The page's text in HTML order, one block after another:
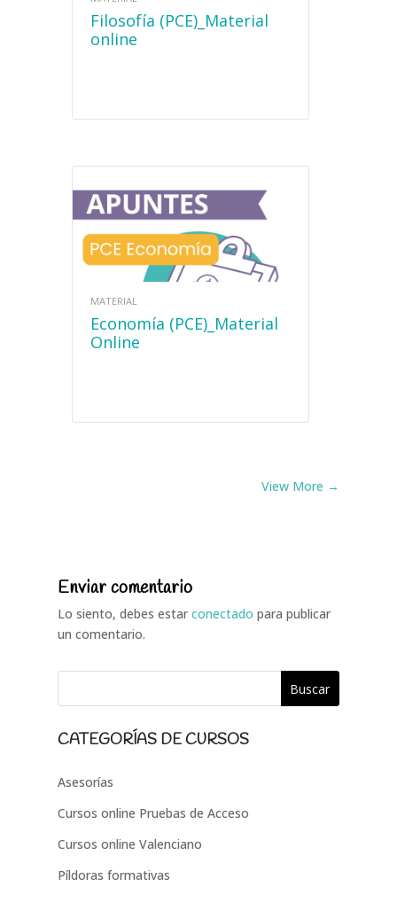
Filosofía (PCE)_Material
online
MATERIAL
Economía (PCE)_Material
Online
View More →
Enviar comentario
Lo siento, debes estar conectado para publicar
un comentario.
CATEGORÍAS DE CURSOS
Asesorías
Cursos online Pruebas de Acceso
Cursos online Valenciano
Píldoras formativas